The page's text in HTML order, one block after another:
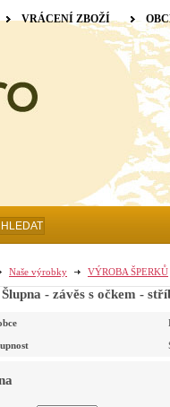
Naše výrobky VÝROBA ŠPERKŮ
- závěs s očkem -
VRÁCENÍ ZBOŽÍ
HLEDAT